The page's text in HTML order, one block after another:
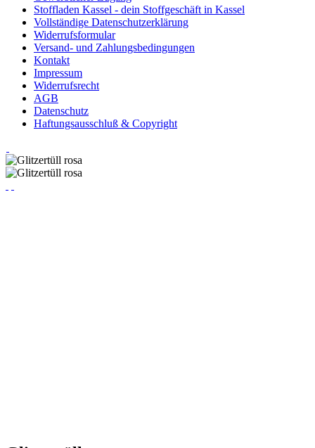
Stoffladen Kassel - dein Stoffgeschäft in Kassel
Vollständige Datenschutzerklärung
Widerrufsformular
Versand- und Zahlungsbedingungen
Kontakt
Impressum
Widerrufsrecht
AGB
Datenschutz
Haftungsausschluß & Copyright